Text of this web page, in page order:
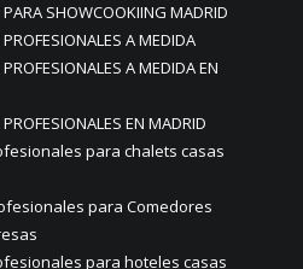
SHOWCOOKIING MADRID
A MEDIDA
A MEDIDA EN
EN MADRID
para chalets casas
para Comedores
para hoteles casas